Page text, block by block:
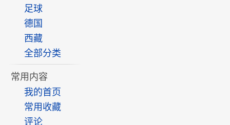
足球
德国
西藏
全部分类
常用内容
我的首页
常用收藏
评论